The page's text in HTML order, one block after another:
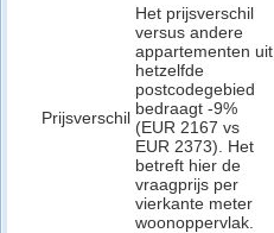
Prijsverschil
Het prijsverschil
versus andere
appartementen uit
hetzelfde
postcodegebied
bedraagt -9%
(EUR 2167 vs
EUR 2373). Het
betreft hier de
vraagprijs per
vierkante meter
woonoppervlak.